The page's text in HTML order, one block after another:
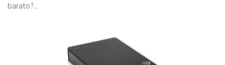
barato?...